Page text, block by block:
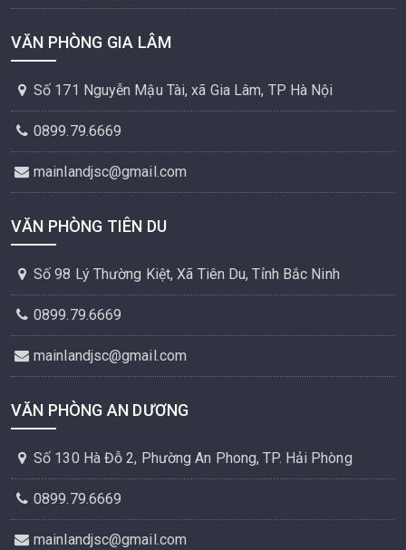
VĂN PHÒNG GIA LÂM
Số 171 Nguyễn Mậu Tài, xã Gia Lâm, TP Hà Nội
0899.79.6669
mainlandjsc@gmail.com
VĂN PHÒNG TIÊN DU
Số 98 Lý Thường Kiệt, Xã Tiên Du, Tỉnh Bắc Ninh
0899.79.6669
mainlandjsc@gmail.com
VĂN PHÒNG AN DƯƠNG
Số 130 Hà Đỗ 2, Phường An Phong, TP. Hải Phòng
0899.79.6669
mainlandjsc@gmail.com